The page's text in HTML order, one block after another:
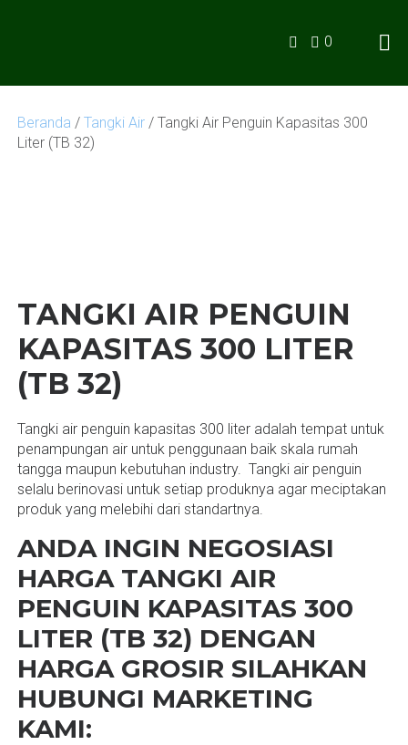
PERCAYAKAN KEBUTUHAN BAHAN BANGUNAN ANDA
0
Beranda / Tangki Air/ Tangki Air Penguin Kapasitas 300
Liter (TB 32)
TANGKI AIR PENGUIN
KAPASITAS 300 LITER
(TB 32)
Tangki air penguin kapasitas 300 liter adalah tempat untuk
penampungan air untuk penggunaan baik skala rumah
tangga maupun kebutuhan industry. Tangki air penguin
selalu berinovasi untuk setiap produknya agar meciptakan
produk yang melebihi dari standartnya.
ANDA INGIN NEGOSIASI
HARGA TANGKI AIR
PENGUIN KAPASITAS 300
LITER (TB 32) DENGAN
HARGA GROSIR SILAHKAN
HUBUNGI MARKETING
KAMI: